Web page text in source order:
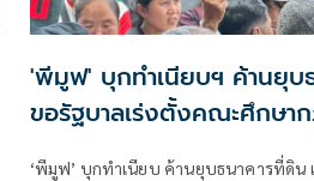
'พีมูฟ' บุกทำเนียบฯ ค้านยุบ
ขอรัฐบาลเร่งตั้งคณะศึกษา
‘พีมูฟ’ บุกทำเนียบ ค้านยุบธนาคารที่ดิน